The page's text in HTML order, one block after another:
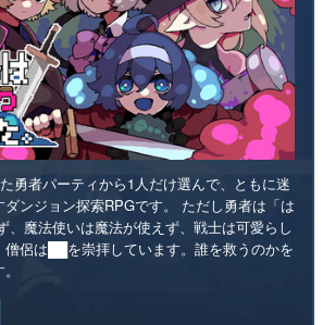
勇者パーティから1人だけ選んで、ともに迷
ンジョン探索RPGです。 ただし勇者は「は
、魔法使いは魔法が使えず、戦士は可愛らし
僧侶は██を崇拝しています。誰を救うのかを